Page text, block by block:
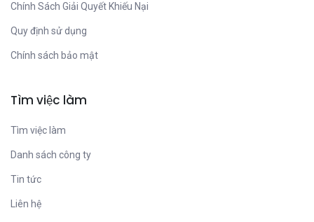
Chính Sách Giải Quyết Khiếu Nại
Quy định sử dụng
Chính sách bảo mật
Tìm việc làm
Tìm việc làm
Danh sách công ty
Tin tức
Liên hệ